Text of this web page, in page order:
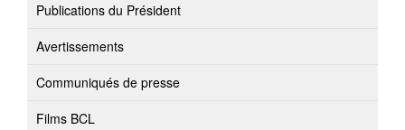
Publications du Président
Avertissements
Communiqués de presse
Films BCL